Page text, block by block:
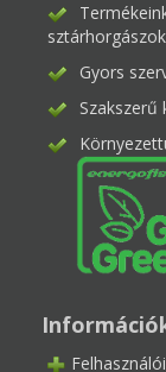
Gyors
Szakszerű